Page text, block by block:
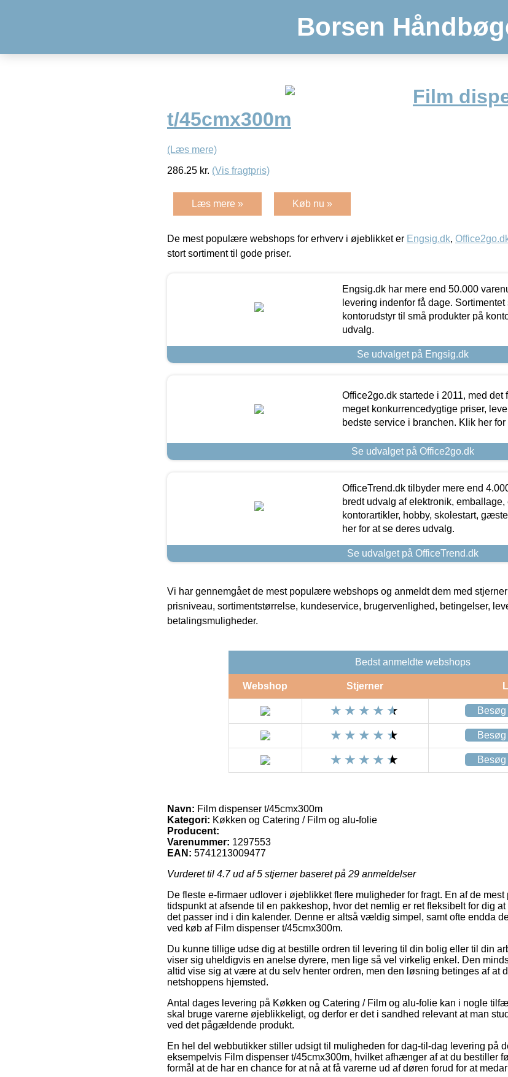
Borsen
Film
t/45cmx300m
(Læs mere)
286.25 kr. (Vis fragtpris)
Læs mere » Køb nu »
De mest populære webshops for erhverv i øjeblikket er Engsig.dk,
stort sortiment til gode priser.
Engsig.dk har mere end 50.000
levering indenfor få dage.
kontorudstyr til små produkter på
udvalg.
Se udvalget på Engsig.dk
Office2go.dk startede i 2011, med det
meget konkurrencedygtige priser,
bedste service i branchen. Klik her
Se udvalget på Office2go.dk
OfficeTrend.dk tilbyder mere end
bredt udvalg af elektronik,
kontorartikler, hobby, skolestart,
her for at se deres udvalg.
Se udvalget på OfficeTrend.dk
Vi har gennemgået de mest populære webshops og anmeldt dem med
prisniveau, sortimentstørrelse, kundeservice, brugervenlighed, betingelser,
betalingsmuligheder.
Bedst anmeldte webshops
Webshop Stjerner
Navn: Film dispenser t/45cmx300m
Kategori: Køkken og Catering / Film og alu-folie
Producent:
Varenummer: 1297553
EAN: 5741213009477
Vurderet til 4.7ud af 5 stjerner baseret på 29 anmeldelser
De fleste e-firmaer udlover i øjeblikket flere muligheder for fragt. En af de
tidspunkt at afsende til en pakkeshop, hvor det nemlig er ret fleksibelt for dig
det passer ind i din kalender. Denne er altså vældig simpel, samt ofte endda
ved køb af Film dispenser t/45cmx300m.
Du kunne tillige udse dig at bestille ordren til levering til din bolig eller til din
viser sig uheldigvis en anelse dyrere, men lige så vel virkelig enkel. Den
altid vise sig at være at du selv henter ordren, men den løsning betinges af at
netshoppens hjemsted.
Antal dages levering på Køkken og Catering / Film og alu-folie kan i nogle
skal bruge varerne øjeblikkeligt, og derfor er det i sandhed relevant at man
ved det pågældende produkt.
En hel del webbutikker stiller udsigt til muligheden for dag-til-dag levering på
eksempelvis Film dispenser t/45cmx300m, hvilket afhænger af at du bestiller
formål at de har en chance for at nå at få varerne ud af døren forud for at